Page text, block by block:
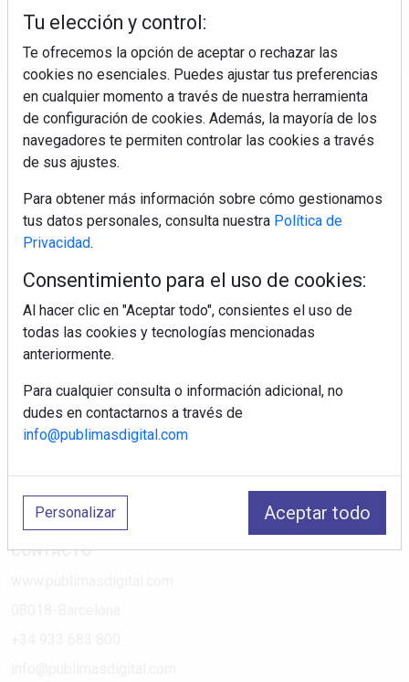
electrodomésticos, novedades informáticas, electrónica de
consumo, canal electro, retail, análisis distribución, noticias
tiendas electrodomésticos, línea blanca, línea marrón,
pequeño electrodoméstico, datos de mercado.
PÁGINAS
Suscripciones
Política de Privacidad
Política de Cookies
Política de Redes
Aviso Legal
¿Quiénes somos?
CONTACTO
Tu elección y control:
Te ofrecemos la opción de aceptar o rechazar las
cookies no esenciales. Puedes ajustar tus preferencias
en cualquier momento a través de nuestra herramienta
de configuración de cookies. Además, la mayoría de los
navegadores te permiten controlar las cookies a través
de sus ajustes.
Para obtener más información sobre cómo gestionamos
tus datos personales, consulta nuestra Política de
Privacidad.
Consentimiento para el uso de cookies:
Al hacer clic en "Aceptar todo", consientes el uso de
todas las cookies y tecnologías mencionadas
anteriormente.
Para cualquier consulta o información adicional, no
dudes en contactarnos a través de
info@publimasdigital.com
Personalizar Aceptar todo